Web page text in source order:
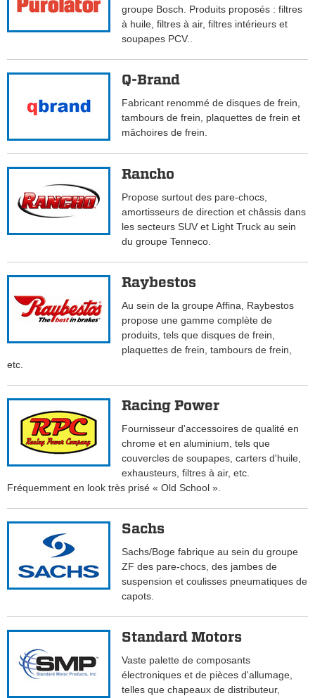
groupe Bosch. Produits proposés : filtres
à huile, filtres à air, filtres intérieurs et
soupapes PCV..
Q-Brand
Fabricant renommé de disques de frein,
tambours de frein, plaquettes de frein et
mâchoires de frein.
Rancho
Propose surtout des pare-chocs,
amortisseurs de direction et châssis dans
les secteurs SUV et Light Truck au sein
du groupe Tenneco.
Raybestos
Au sein de la groupe Affina, Raybestos
propose une gamme complète de
produits, tels que disques de frein,
plaquettes de frein, tambours de frein,
etc.
Racing Power
Fournisseur d'accessoires de qualité en
chrome et en aluminium, tels que
couvercles de soupapes, carters d'huile,
exhausteurs, filtres à air, etc.
Fréquemment en look très prisé « Old School ».
Sachs
Sachs/Boge fabrique au sein du groupe
ZF des pare-chocs, des jambes de
suspension et coulisses pneumatiques de
capots.
Standard Motors
Vaste palette de composants
électroniques et de pièces d'allumage,
telles que chapeaux de distributeur,